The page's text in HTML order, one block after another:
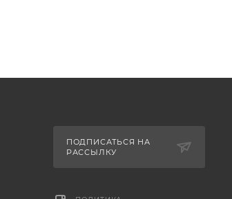
ПОДПИСАТЬСЯ НА
РАССЫЛКУ